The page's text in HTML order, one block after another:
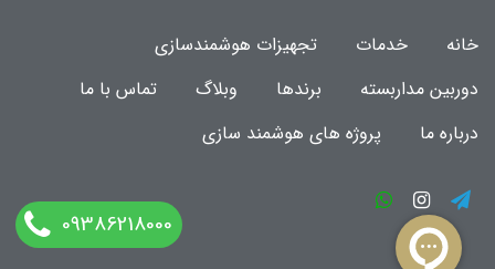
خانه خدمات
تجهیزات هوشمندسازی
دوربین مداربسته
برندها وبلاگ
تماس با ما
درباره ما
پروژه های هوشمند سازی
09386218000